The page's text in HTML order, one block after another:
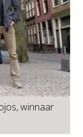
winnaar